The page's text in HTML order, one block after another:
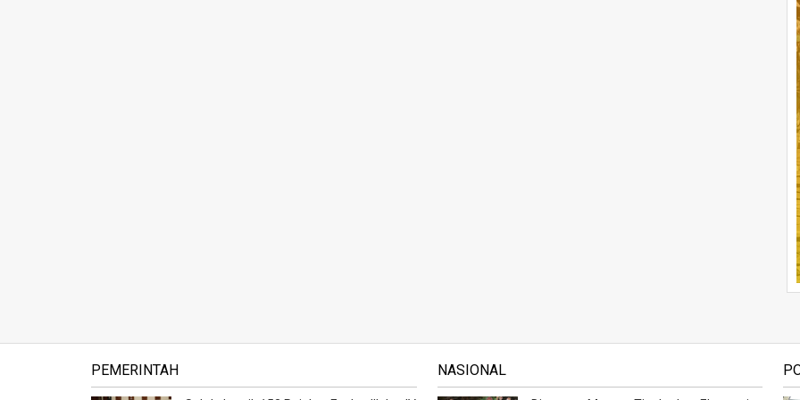
PEMERINTAH NASIONAL